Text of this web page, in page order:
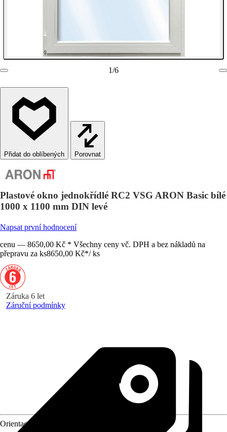
1/6
Porovnat
Plastové okno jednokřídlé RC2 VSG ARON Basic bílé
1000 x 1100 mm DIN levé
Napsat první hodnocení
cenu — 8650,00 Kč * Všechny ceny vč. DPH a bez nákladů na
přepravu za ks8650,00 Kč*/ ks
Záruka 6 let
Záruční podmínky
Orientace